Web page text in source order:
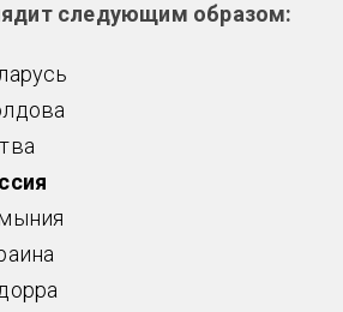
следующим образом: